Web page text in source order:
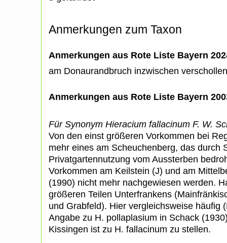
Anmerkungen zum Taxon
Anmerkungen aus Rote Liste Bayern
am Donaurandbruch inzwischen
Anmerkungen aus Rote Liste Bayern
Für Synonym Hieracium fallacinum F. W.
Von den einst größeren Vorkommen bei
mehr eines am Scheuchenberg, das durch
Privatgartennutzung vom Aussterben
Vorkommen am Keilstein (J) und am
(1990) nicht mehr nachgewiesen werden.
größeren Teilen Unterfrankens
und Grabfeld). Hier vergleichsweise häufig
Angabe zu H. pollaplasium in Schack
Kissingen ist zu H. fallacinum zu stellen.